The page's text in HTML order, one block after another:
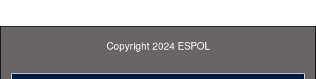
Copyright 2024 ESPOL